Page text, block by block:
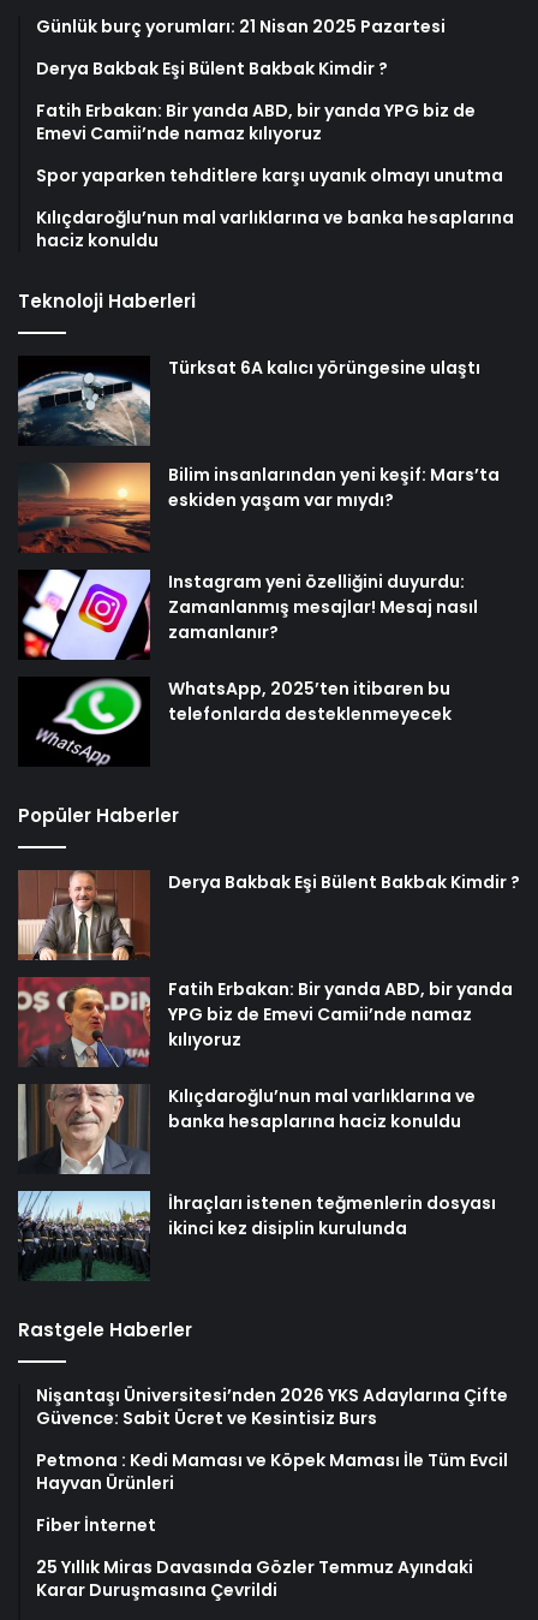
Günlük burç yorumları: 21 Nisan 2025 Pazartesi
Derya Bakbak Eşi Bülent Bakbak Kimdir ?
Fatih Erbakan: Bir yanda ABD, bir yanda YPG biz de
Emevi Camii’nde namaz kılıyoruz
Spor yaparken tehditlere karşı uyanık olmayı unutma
Kılıçdaroğlu’nun mal varlıklarına ve banka hesaplarına
haciz konuldu
Teknoloji Haberleri
Türksat 6A kalıcı yörüngesine ulaştı
Bilim insanlarından yeni keşif: Mars’ta
eskiden yaşam var mıydı?
Instagram yeni özelliğini duyurdu:
Zamanlanmış mesajlar! Mesaj nasıl
zamanlanır?
WhatsApp, 2025’ten itibaren bu
telefonlarda desteklenmeyecek
Popüler Haberler
Derya Bakbak Eşi Bülent Bakbak Kimdir ?
Fatih Erbakan: Bir yanda ABD, bir yanda
YPG biz de Emevi Camii’nde namaz
kılıyoruz
Kılıçdaroğlu’nun mal varlıklarına ve
banka hesaplarına haciz konuldu
İhraçları istenen teğmenlerin dosyası
ikinci kez disiplin kurulunda
Rastgele Haberler
Nişantaşı Üniversitesi’nden 2026 YKS Adaylarına Çifte
Güvence: Sabit Ücret ve Kesintisiz Burs
Petmona : Kedi Maması ve Köpek Maması İle Tüm Evcil
Hayvan Ürünleri
Fiber İnternet
25 Yıllık Miras Davasında Gözler Temmuz Ayındaki
Karar Duruşmasına Çevrildi